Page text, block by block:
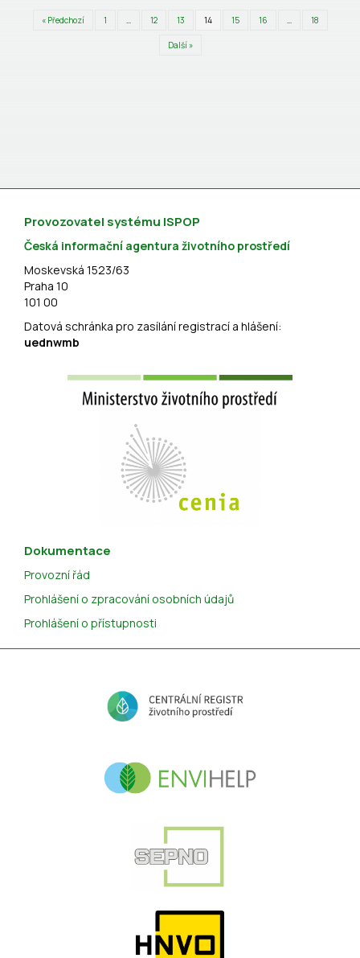
« Předchozí 1 … 12 13 14 15 16 … 18
Další »
Provozovatel systému ISPOP
Česká informační agentura životního prostředí
Moskevská 1523/63
Praha 10
101 00
Datová schránka pro zasílání registrací a hlášení:
uednwmb
Dokumentace
Provozní řád
Prohlášení o zpracování osobních údajů
Prohlášení o přístupnosti